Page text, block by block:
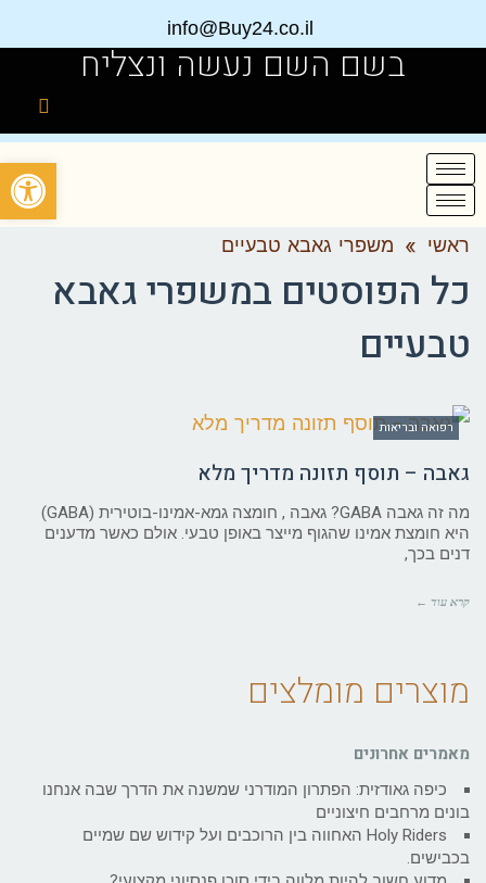
info@Buy24.co.il
בשם השם נעשה ונצליח
ראשי » משפרי גאבא טבעיים
כל הפוסטים במשפרי גאבא
טבעיים
רפואה ובריאות
גאבה – תוסף תזונה מדריך מלא
מה זה גאבה GABA? גאבה , חומצה גמא-אמינו-בוטירית (GABA)
היא חומצת אמינו שהגוף מייצר באופן טבעי. אולם כאשר מדענים
דנים בכך,
קרא עוד ←
מוצרים מומלצים
מאמרים אחרונים
כיפה גאודזית: הפתרון המודרני שמשנה את הדרך שבה אנחנו
בונים מרחבים חיצוניים
Holy Riders האחווה בין הרוכבים ועל קידוש שם שמיים
בכבישים.